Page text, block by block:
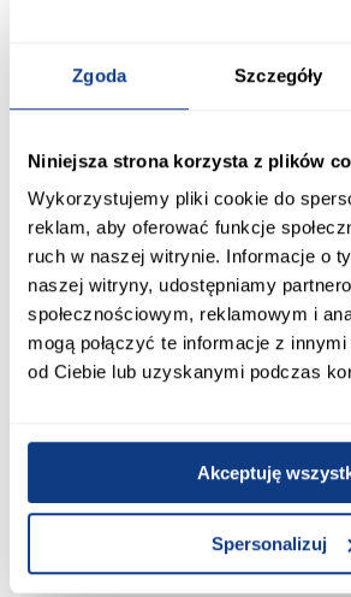
Zgoda Szczegóły
Niniejsza strona korzysta z plików
Wykorzystujemy pliki cookie do
reklam, aby oferować funkcje
ruch w naszej witrynie. Informacje o
naszej witryny, udostępniamy
społecznościowym, reklamowym i
mogą połączyć te informacje z
od Ciebie lub uzyskanymi podczas
Akceptuję
Spersonalizuj
108.00
Aria Aquamarine
Kolor frontów:
AQUAMARINE AFM
Kolor korpusu:
biały
Wybarwienie frontów górnych: